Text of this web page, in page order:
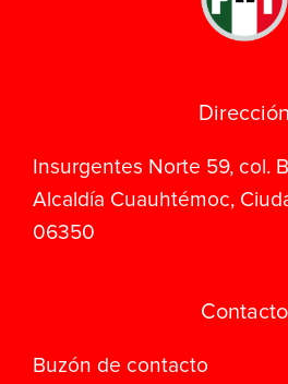
Dirección
Insurgentes Norte 59, col.
Alcaldía Cuauhtémoc,
06350
Contacto
Buzón de contacto